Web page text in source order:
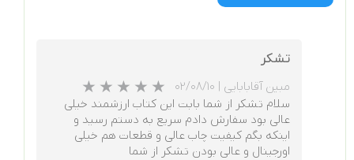
تشکر
مبین آقابابایی | ۰۲/۰۸/۱۰
سلام تشکر از شما بابت این کتاب ارزشمند خیلی
عالی بود سفارش دادم سریع به دستم رسید و
اینکه بگم کیفیت چاب عالی و قطعات هم خیلی
اورجینال و عالی بودن تشکر از شما